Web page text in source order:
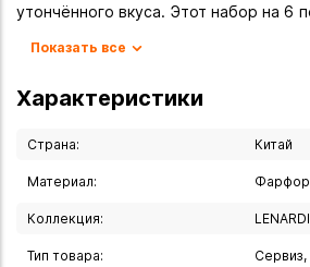
утончённого вкуса. Этот набор на 6
Состав сервиза:
- заварник объёмом 1,4 л с крышкой
предмета);
- чайные чашки объёмом 230 мл — 6
- блюдца — 6 шт.
Показать все
Характеристики
Страна: Китай
Материал: Фарфор
Коллекция: LENARDI
Тип товара: